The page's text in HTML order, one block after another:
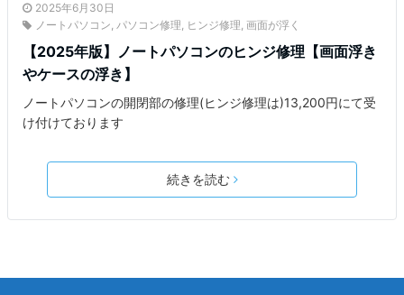
2025年6月30日
ノートパソコン, パソコン修理, ヒンジ修理, 画面が浮く
【2025年版】ノートパソコンのヒンジ修理【画面浮き
やケースの浮き】
ノートパソコンの開閉部の修理(ヒンジ修理は)13,200円にて受
け付けております
続きを読む